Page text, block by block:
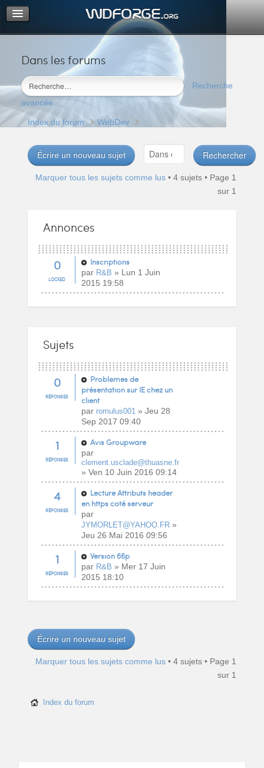
Dans les forums
Recherche
avancée
Portail
Index du forum
M’enregistrer
Connexion
Index du forum WebDev
Écrire un nouveau sujet
Marquer tous les sujets comme lus • 4 sujets • Page 1
sur 1
Annonces
0
LOCKED
Inscriptions
par R&B » Lun 1 Juin
2015 19:58
Sujets
0
RÉPONSES
Problèmes de
présentation sur IE chez un
client
par romulus001 » Jeu 28
Sep 2017 09:40
1
RÉPONSES
Avis Groupware
par
clement.usclade@thuasne.fr
» Ven 10 Juin 2016 09:14
4
RÉPONSES
Lecture Attributs header
en https coté serveur
par
JYMORLET@YAHOO.FR»
Jeu 26 Mai 2016 09:56
1
RÉPONSES
Version 66p
par R&B » Mer 17 Juin
2015 18:10
Écrire un nouveau sujet
Marquer tous les sujets comme lus • 4 sujets • Page 1
sur 1
Index du forum